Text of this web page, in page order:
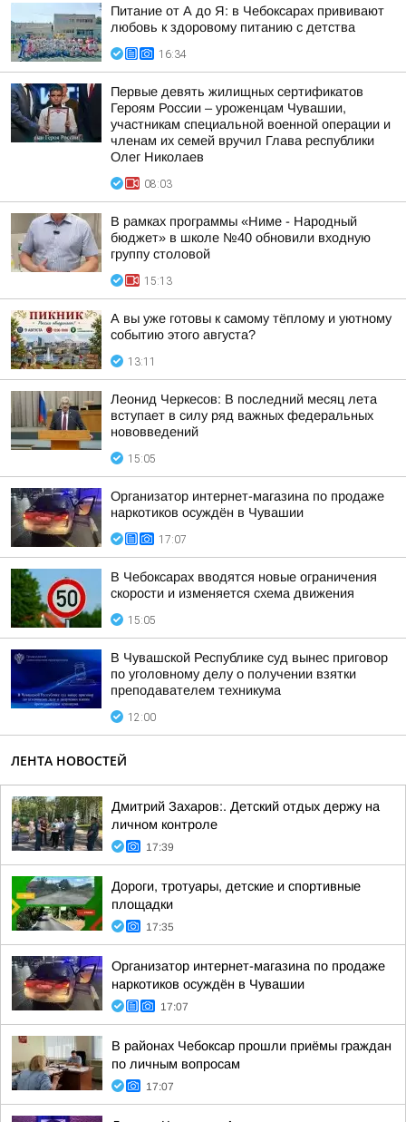
Питание от А до Я: в Чебоксарах прививают
любовь к здоровому питанию с детства
16:34
Первые девять жилищных сертификатов
Героям России – уроженцам Чувашии,
участникам специальной военной операции и
членам их семей вручил Глава республики
Олег Николаев
08:03
В рамках программы «Ниме - Народный
бюджет» в школе №40 обновили входную
группу столовой
15:13
А вы уже готовы к самому тёплому и уютному
событию этого августа?
13:11
Леонид Черкесов: В последний месяц лета
вступает в силу ряд важных федеральных
нововведений
15:05
Организатор интернет-магазина по продаже
наркотиков осуждён в Чувашии
17:07
В Чебоксарах вводятся новые ограничения
скорости и изменяется схема движения
15:05
В Чувашской Республике суд вынес приговор
по уголовному делу о получении взятки
преподавателем техникума
12:00
ЛЕНТА НОВОСТЕЙ
Дмитрий Захаров:. Детский отдых держу на
личном контроле
17:39
Дороги, тротуары, детские и спортивные
площадки
17:35
Организатор интернет-магазина по продаже
наркотиков осуждён в Чувашии
17:07
В районах Чебоксар прошли приёмы граждан
по личным вопросам
17:07